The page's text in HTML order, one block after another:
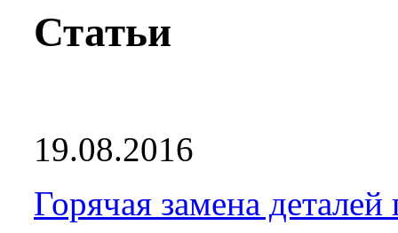
Статьи
19.08.2016
Горячая замена